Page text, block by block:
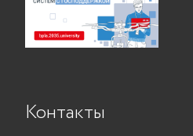
Контакты